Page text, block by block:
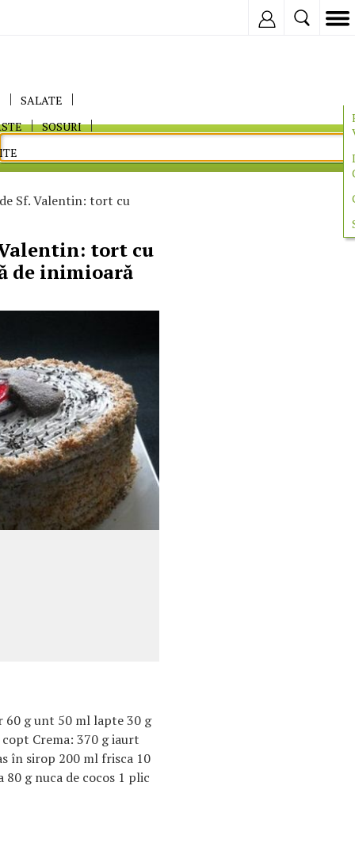
SALATE
SOSURI
Sf. Valentin: tort cu
tort cu
de inimioară
60 g unt 50 ml lapte 30 g
Crema: 370 g iaurt
în sirop 200 ml frisca 10
g nuca de cocos 1 plic